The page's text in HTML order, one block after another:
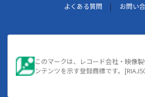
よくある質問
お問い
このマークは、レコード会社・映像
ンテンツを示す登録商標です。